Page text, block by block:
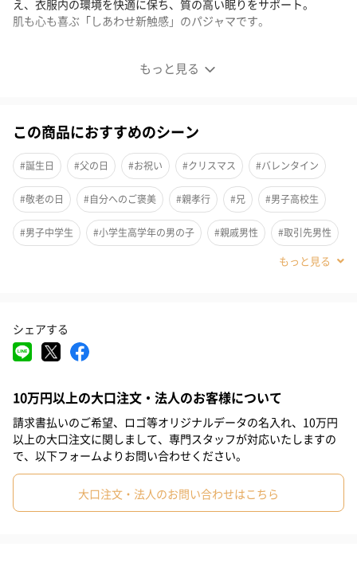
もっと見る
え、衣服内の環境を快適に保ち、質の高い眠りをサポート。
肌も心も喜ぶ「しあわせ新触感」のパジャマです。
マシュマロガーゼメンズパジャマ
軽くて、やわらかい。きっと、はじめての着心地に驚くと思いま
す。
通気性、吸湿、吸水性、保温性をバランスよく兼ね備えたマシュ
マロガーゼのパジャマは、衣服内の環境を快適に保ち、質の高い
眠りをサポートします。
こだわりの製法
て３重に織り上げることにより、驚くほどの軽さとやわらかさを
実現した、これまでにない革新的なガーゼです。
この商品におすすめのシーン
#誕生日 #父の日 #お祝い #クリスマス #バレンタイン
#敬老の日 #自分へのご褒美 #親孝行 #兄 #男子高校生
#男子中学生 #小学生高学年の男の子 #親戚男性 #取引先男性
#男性 #男友達
#50代 #70代
シェアする
10万円以上の大口注文・法人のお客様について
請求書払いのご希望、ロゴ等オリジナルデータの名入れ、10万円
以上の大口注文に関しまして、専門スタッフが対応いたしますの
で、以下フォームよりお問い合わせください。
大口注文・法人のお問い合わせはこちら